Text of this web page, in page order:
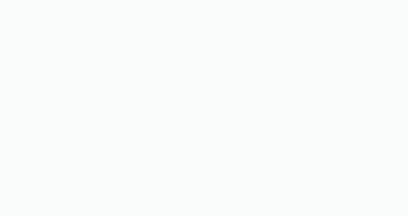
que querem treinamento e certificação da mais alta qualidade.
as normas ISO e o DORA, além de um curso avançado para ajudar